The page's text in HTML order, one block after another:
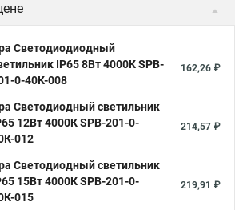
Светодиодиодный
IP65 8Вт 4000К SPB-
0-40К-008
162,26 ₽
Светодиодный светильник
12Вт 4000К SPB-201-0-
012
214,57 ₽
Светодиодный светильник
15Вт 4000К SPB-201-0-
015
219,91 ₽